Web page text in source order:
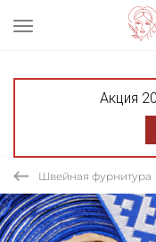
Акция
Швейная фурнитура